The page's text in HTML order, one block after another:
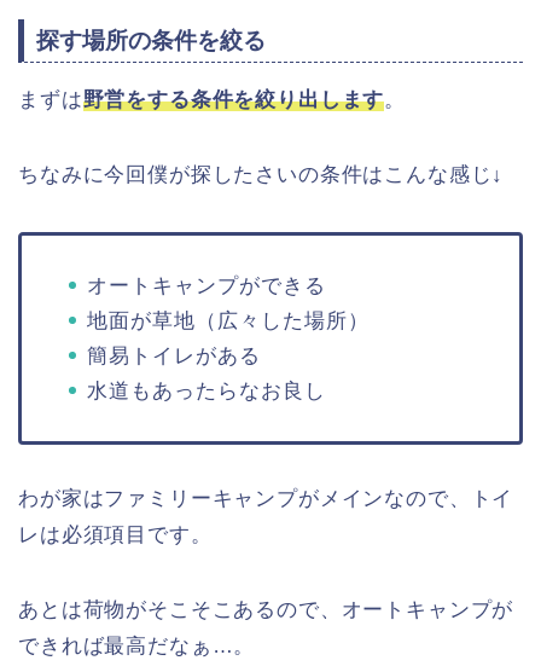
探す場所の条件を絞る
まずは野営をする条件を絞り出します。
ちなみに今回僕が探したさいの条件はこんな感じ↓
オートキャンプができる
地面が草地（広々した場所）
簡易トイレがある
水道もあったらなお良し
わが家はファミリーキャンプがメインなので、トイ
レは必須項目です。
あとは荷物がそこそこあるので、オートキャンプが
できれば最高だなぁ…。